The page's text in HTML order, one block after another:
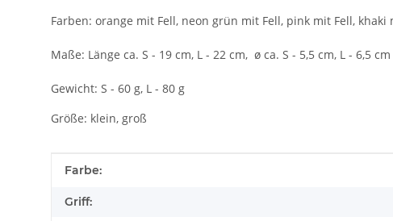
Farben: orange mit Fell, neon grün mit Fell, pink mit Fell, khaki
Maße: Länge ca. S - 19 cm, L - 22 cm, ø ca. S - 5,5 cm, L - 6,5 cm
Gewicht: S - 60 g, L - 80 g
Größe: klein, groß
Produkteigenschaft
Wert
Farbe:
Griff: